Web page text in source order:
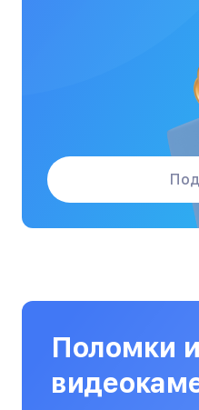
Микроволновые
Морозильные
Оптические
Поломки